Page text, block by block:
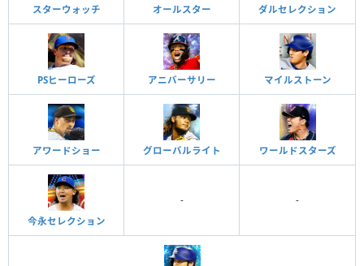
スターウォッチ オールスター ダルセレクション
PSヒーローズ アニバーサリー マイルストーン
アワードショー グローバルライト ワールドスターズ
今永セレクション
- -